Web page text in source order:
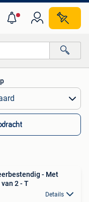
- Met
2 - T
Details